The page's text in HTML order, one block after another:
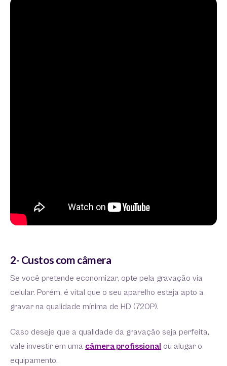
2- Custos com câmera
Se você pretende economizar, opte pela gravação via
celular. Porém, é vital que o seu aparelho esteja apto a
gravar na qualidade mínima de HD (720P).
Caso deseje que a qualidade da gravação seja perfeita,
vale investir em uma câmera profissional ou alugar o
equipamento.